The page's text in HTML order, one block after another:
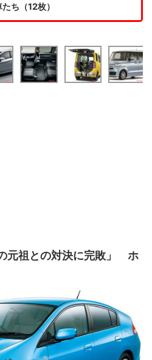
ち（12枚）
元祖との対決に完敗」 ホ